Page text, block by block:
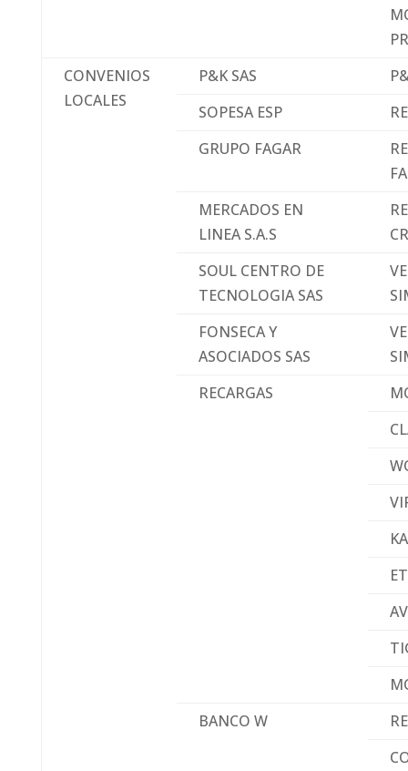
CONVENIOS
LOCALES
P&K SAS
SOPESA ESP
GRUPO FAGAR
MERCADOS EN
LINEA S.A.S
SOUL CENTRO DE
TECNOLOGIA SAS
FONSECA Y
ASOCIADOS SAS
RECARGAS
BANCO W